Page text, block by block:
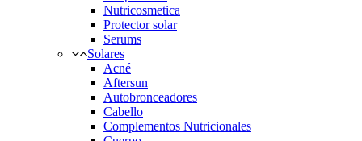
Nutricosmetica
Protector solar
Serums
Solares
Acné
Aftersun
Autobronceadores
Cabello
Complementos Nutricionales